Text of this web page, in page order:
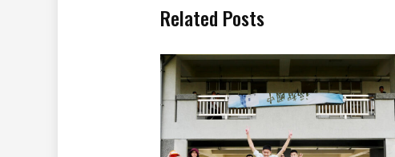
Related Posts